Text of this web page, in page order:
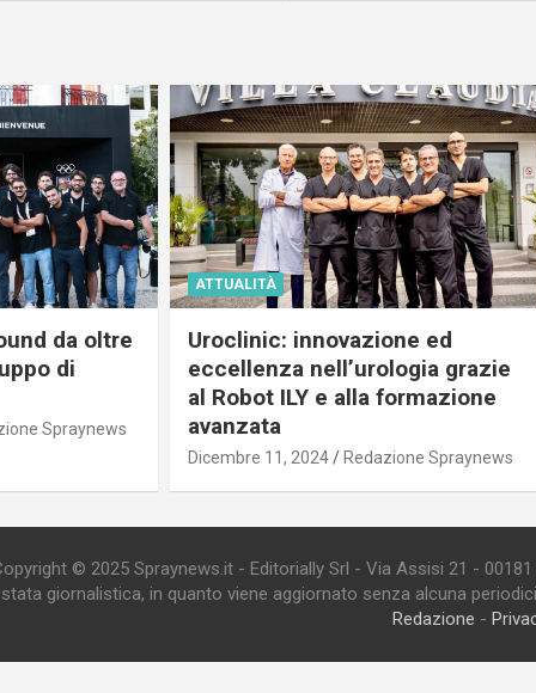
da oltre
di
Spraynews
ATTUALITÀ
Uroclinic: innovazione ed
eccellenza nell’urologia grazie
al Robot ILY e alla formazione
avanzata
Dicembre 11, 2024 Redazione Spraynews
© 2025 Spraynews.it - Editorially Srl - Via Assisi 21 -
giornalistica, in quanto viene aggiornato senza alcuna
Redazione -